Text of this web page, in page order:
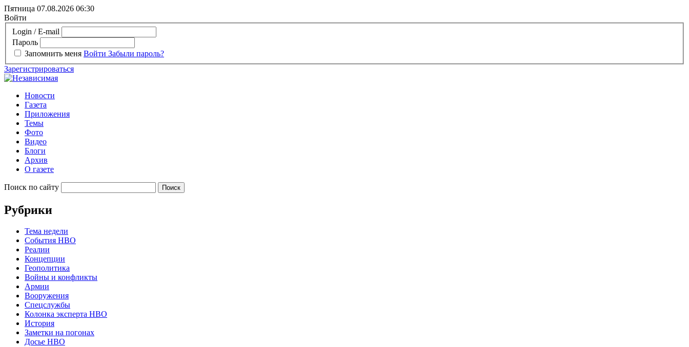
Пятница 07.08.2026 06:30
Войти
Login / E-mail
Пароль
Запомнить меня Войти Забыли пароль?
Зарегистрироваться
Новости
Газета
Приложения
Темы
Фото
Видео
Блоги
Архив
О газете
Поиск по сайту
Рубрики
Тема недели
События НВО
Реалии
Концепции
Геополитика
Войны и конфликты
Армии
Вооружения
Спецслужбы
Колонка эксперта НВО
История
Заметки на погонах
Досье НВО